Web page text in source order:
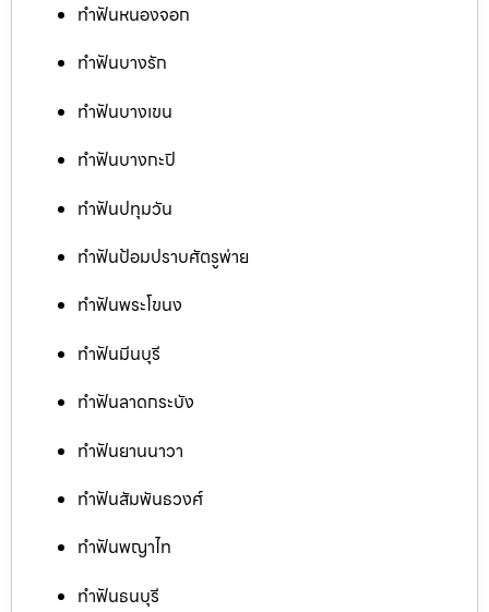
ทำฟันหนองจอก
ทำฟันบางรัก
ทำฟันบางเขน
ทำฟันบางกะปิ
ทำฟันปทุมวัน
ทำฟันป้อมปราบศัตรูพ่าย
ทำฟันพระโขนง
ทำฟันมีนบุรี
ทำฟันลาดกระบัง
ทำฟันยานนาวา
ทำฟันสัมพันธวงศ์
ทำฟันพญาไท
ทำฟันธนบุรี